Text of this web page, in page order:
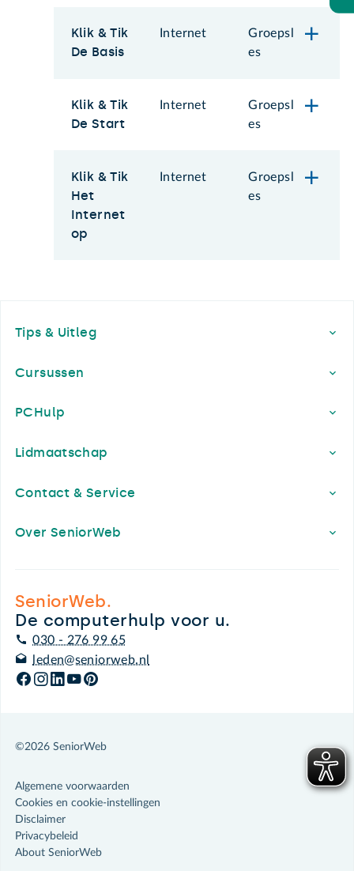
Klik & Tik
De Basis
Internet
Groepsl
es
Klik & Tik
De Start
Internet
Groepsl
es
Klik & Tik
Het
Internet
op
Internet
Groepsl
es
Tips & Uitleg
Cursussen
PCHulp
Lidmaatschap
Contact & Service
Over SeniorWeb
SeniorWeb.
De computerhulp voor u.
030 - 276 99 65
leden@seniorweb.nl
©2026 SeniorWeb
Algemene voorwaarden
Cookies en cookie-instellingen
Disclaimer
Privacybeleid
About SeniorWeb